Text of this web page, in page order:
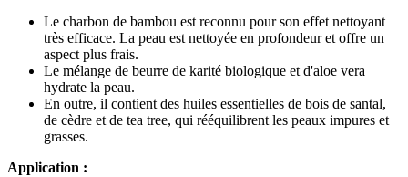
Le charbon de bambou est reconnu pour son effet nettoyant
très efficace. La peau est nettoyée en profondeur et offre un
aspect plus frais.
Le mélange de beurre de karité biologique et d'aloe vera
hydrate la peau.
En outre, il contient des huiles essentielles de bois de santal,
de cèdre et de tea tree, qui rééquilibrent les peaux impures et
grasses.
Application :